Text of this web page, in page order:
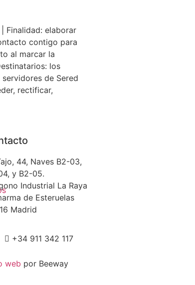
| Finalidad: elaborar
contigo para
al marcar la
los
de Sered
rectificar,
44, Naves B2-03,
y B2-05.
Industrial La Raya
de Esteruelas
Madrid
+34 911 342 117
web por Beeway